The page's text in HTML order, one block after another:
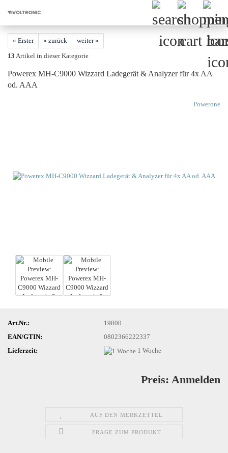
« Erster « zurück
weiter »
13 Artikel in dieser Kategorie
Powerex MH-C9000 Wizzard Ladegerät & Analyzer für 4x AA
od. AAA
Powerone
Art.Nr.:
19800
EAN/GTIN:
0802366222337
Lieferzeit:
1 Woche
Preis: Anmelden
AUF DEN MERKZETTEL
FRAGE ZUM PRODUKT